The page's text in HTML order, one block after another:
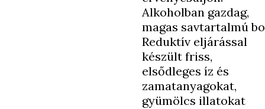
Alkoholban gazdag,
magas savtartalmú
Reduktív eljárással
készült friss,
elsődleges íz és
zamatanyagokat,
gyümölcs illatokat